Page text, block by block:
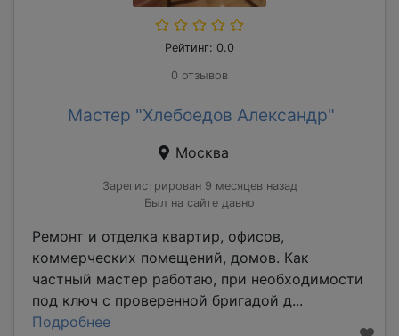
Рейтинг: 0.0
0 отзывов
Мастер "Хлебоедов Александр"
Москва
Зарегистрирован 9 месяцев назад
Был на сайте давно
Ремонт и отделка квартир, офисов,
коммерческих помещений, домов. Как
частный мастер работаю, при необходимости
под ключ с проверенной бригадой д...
Подробнее